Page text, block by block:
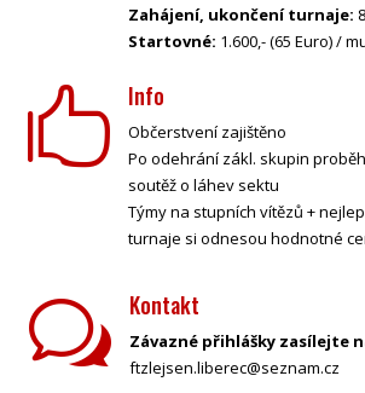
Zahájení, ukončení turnaje:
Startovné: 1.600,- (65 Euro) /
 Info
Občerstvení zajištěno
Po odehrání zákl. skupin
soutěž o láhev sektu
Týmy na stupních vítězů +
turnaje si odnesou hodnotné
w Kontakt
Závazné přihlášky zasílejte
ftzlejsen.liberec@seznam.cz